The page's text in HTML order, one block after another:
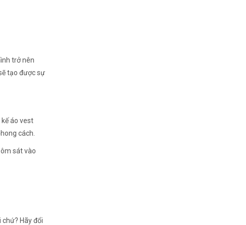
trở nên
tạo được sự
áo vest
cách.
sát vào
Hãy đổi